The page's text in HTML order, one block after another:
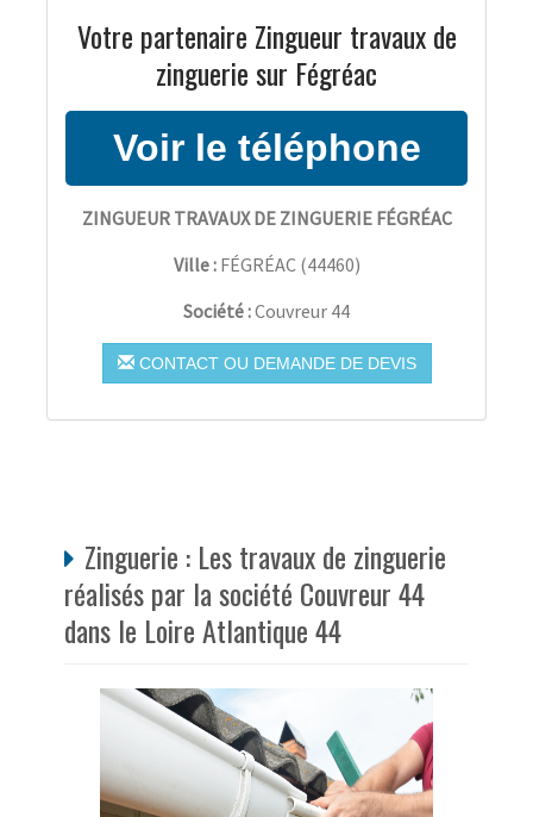
Votre partenaire Zingueur travaux de
zinguerie sur Fégréac
ZINGUEUR TRAVAUX DE ZINGUERIE FÉGRÉAC
Ville : FÉGRÉAC(44460)
Société :Couvreur 44
CONTACT OU DEMANDE DE DEVIS
Zinguerie : Les travaux de zinguerie
réalisés par la société Couvreur 44
dans le Loire Atlantique 44